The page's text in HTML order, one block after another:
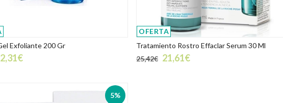
Exfoliante 200 Gr
OFERTA
Tratamiento Rostro Effaclar Serum 30 Ml
25,42€ 21,61€
5%